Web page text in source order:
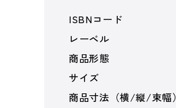
ISBNコード
レーベル
商品形態
サイズ
商品寸法（横/縦/束幅）